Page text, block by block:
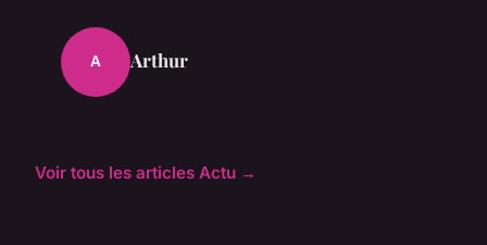
A Arthur
Voir tous les articles Actu →